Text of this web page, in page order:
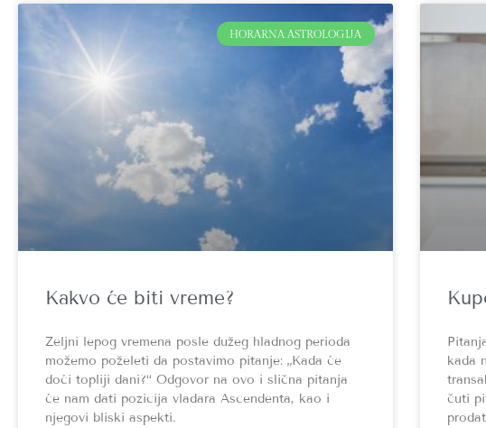
HORARNA ASTROLOGIJA
Kakvo će biti vreme?
Željni lepog vremena posle dužeg hladnog perioda
možemo poželeti da postavimo pitanje: „Kada će
doći topliji dani?“ Odgovor na ovo i slična pitanja
će nam dati pozicija vladara Ascendenta, kao i
njegovi bliski aspekti.
kada
čuti